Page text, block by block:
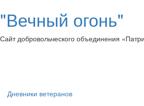
"Вечный огонь"
Сайт добровольческого объединения
Дневники ветеранов